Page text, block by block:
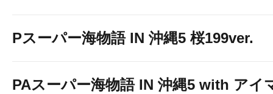
Pスーパー海物語 IN 沖縄5 桜199ver.
PAスーパー海物語 IN 沖縄5 with アイ